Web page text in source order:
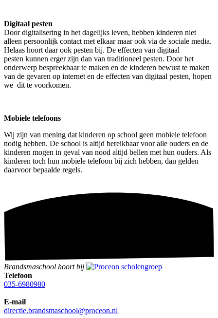
Digitaal pesten
Door digitalisering in het dagelijks leven, hebben kinderen niet
alleen persoonlijk contact met elkaar maar ook via de sociale media.
Helaas hoort daar ook pesten bij. De effecten van digitaal
pesten kunnen erger zijn dan van traditioneel pesten. Door het
onderwerp bespreekbaar te maken en de kinderen bewust te maken
van de gevaren op internet en de effecten van digitaal pesten, hopen
we dit te voorkomen.
Mobiele telefoons
Wij zijn van mening dat kinderen op school geen mobiele telefoon
nodig hebben. De school is altijd bereikbaar voor alle ouders en de
kinderen mogen in geval van nood altijd bellen met hun ouders. Als
kinderen toch hun mobiele telefoon bij zich hebben, dan gelden
daarvoor bepaalde regels.
Brandsmaschool hoort bij
Telefoon
035-6980980
E-mail
directie.brandsmaschool@proceon.nl